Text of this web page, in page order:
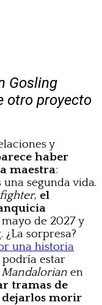
Gosling
otro proyecto
y
haber
maestra:
segunda vida.
, el
de 2027 y
sorpresa?
una historia
estar
Mandalorian en
tramas de
dejarlos morir